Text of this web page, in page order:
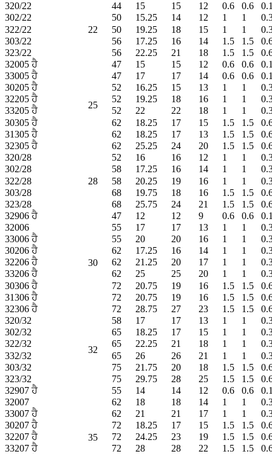
320/22
22
44 15 15 12 0.6 0.6
302/22
50 15.25 14 12 1 1
322/22
50 19.25 18 15 1 1
303/22
56 17.25 16 14 1.5 1.5
323/22
56 22.25 21 18 1.5 1.5
32005 ਹੈ
25
47 15 15 12 0.6 0.6
33005 ਹੈ
47 17 17 14 0.6 0.6
30205 ਹੈ
52 16.25 15 13 1 1
32205 ਹੈ
52 19.25 18 16 1 1
33205 ਹੈ
52 22 22 18 1 1
30305 ਹੈ
62 18.25 17 15 1.5 1.5
31305 ਹੈ
62 18.25 17 13 1.5 1.5
32305 ਹੈ
62 25.25 24 20 1.5 1.5
320/28
28
52 16 16 12 1 1
302/28
58 17.25 16 14 1 1
322/28
58 20.25 19 16 1 1
303/28
68 19.75 18 16 1.5 1.5
323/28
68 25.75 24 21 1.5 1.5
32906 ਹੈ
30
47 12 12 9 0.6 0.6
32006
55 17 17 13 1 1
33006 ਹੈ
55 20 20 16 1 1
30206 ਹੈ
62 17.25 16 14 1 1
32206 ਹੈ
62 21.25 20 17 1 1
33206 ਹੈ
62 25 25 20 1 1
30306 ਹੈ
72 20.75 19 16 1.5 1.5
31306 ਹੈ
72 20.75 19 16 1.5 1.5
32306 ਹੈ
72 28.75 27 23 1.5 1.5
320/32
32
58 17 17 13 1 1
302/32
65 18.25 17 15 1 1
322/32
65 22.25 21 18 1 1
332/32
65 26 26 21 1 1
303/32
75 21.75 20 18 1.5 1.5
323/32
75 29.75 28 25 1.5 1.5
32907 ਹੈ
35
55 14 14 12 0.6 0.6
32007
62 18 18 14 1 1
33007 ਹੈ
62 21 21 17 1 1
30207 ਹੈ
72 18.25 17 15 1.5 1.5
32207 ਹੈ
72 24.25 23 19 1.5 1.5
33207 ਹੈ
72 28 28 22 1.5 1.5